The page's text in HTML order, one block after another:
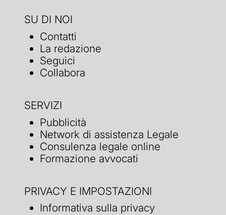
SU DI NOI
Contatti
La redazione
Seguici
Collabora
SERVIZI
Pubblicità
Network di assistenza Legale
Consulenza legale online
Formazione avvocati
PRIVACY E IMPOSTAZIONI
Informativa sulla privacy